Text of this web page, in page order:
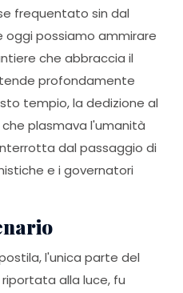
frequentato sin dal
oggi possiamo ammirare
che abbraccia il
profondamente
tempio, la dedizione al
che plasmava l'umanità
dal passaggio di
e i governatori
l'unica parte del
alla luce, fu